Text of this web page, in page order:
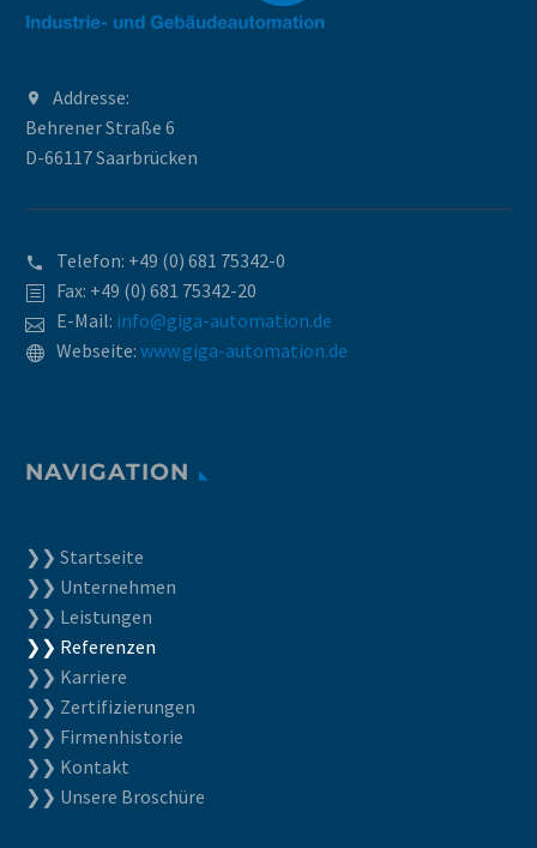
Addresse:
Behrener Straße 6
D-66117 Saarbrücken
Telefon: +49 (0) 681 75342-0
Fax: +49 (0) 681 75342-20
E-Mail: info@giga-automation.de
Webseite: www.giga-automation.de
NAVIGATION
❯❯ Startseite
❯❯ Unternehmen
❯❯ Leistungen
❯❯ Referenzen
❯❯ Karriere
❯❯ Zertifizierungen
❯❯ Firmenhistorie
❯❯ Kontakt
❯❯ Unsere Broschüre